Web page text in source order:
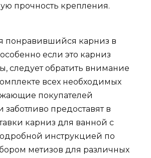
прочность крепления.
понравившийся карниз в
если это карниз
следует обратить внимание
всех необходимых
покупателей
предоставят в
карниз для ванной с
инструкцией по
метизов для различных